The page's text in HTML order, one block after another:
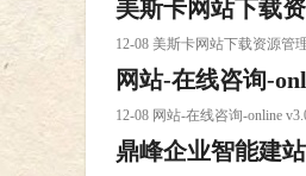
美斯卡网站下载
12-08 美斯卡网站下载资源管
网站-在线咨询-
12-08 网站-在线咨询-online
鼎峰企业智能建